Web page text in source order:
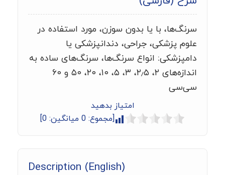
ماشین حساب گمرکی
خدمات رایگان دیگر
سرنگ‌ها، با یا بدون سوزن، مورد استفاده در
علوم پزشکی، جراحی، دندانپزشکی یا
دامپزشکی: انواع سرنگ‌ها، سرنگ‌های ساده به
اندازه‌های ۲، ۲٫۵، ۳، ۵، ۱۰، ۲۰، ۵۰ و ۶۰
سی‌سی
امتیاز بدهید
[مجموع: 0 میانگین: 0
]
Description (English)